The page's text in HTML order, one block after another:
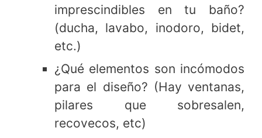
imprescindibles en tu baño?
(ducha, lavabo, inodoro, bidet,
etc.)
¿Qué elementos son incómodos
para el diseño? (Hay ventanas,
pilares que sobresalen,
recovecos, etc)